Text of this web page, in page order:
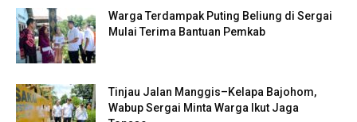
Warga Terdampak Puting Beliung di Sergai
Mulai Terima Bantuan Pemkab
Tinjau Jalan Manggis–Kelapa Bajohom,
Wabup Sergai Minta Warga Ikut Jaga